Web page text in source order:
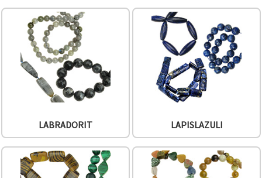
LABRADORIT LAPISLAZULI